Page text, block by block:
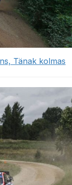
Tänak kolmas